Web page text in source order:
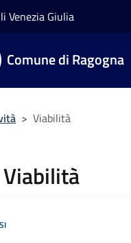
Venezia Giulia
Comune di Ragogna
> Viabilità